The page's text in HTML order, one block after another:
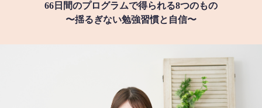
66日間のプログラムで得られる8つのもの
〜揺るぎない勉強習慣と自信〜